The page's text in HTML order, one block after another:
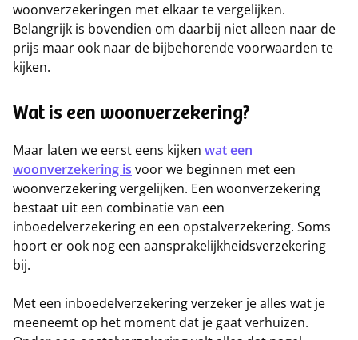
woonverzekeringen met elkaar te vergelijken.
Belangrijk is bovendien om daarbij niet alleen naar de
prijs maar ook naar de bijbehorende voorwaarden te
kijken.
Wat is een woonverzekering?
Maar laten we eerst eens kijken wat een
woonverzekering is voor we beginnen met een
woonverzekering vergelijken. Een woonverzekering
bestaat uit een combinatie van een
inboedelverzekering en een opstalverzekering. Soms
hoort er ook nog een aansprakelijkheidsverzekering
bij.
Met een inboedelverzekering verzeker je alles wat je
meeneemt op het moment dat je gaat verhuizen.